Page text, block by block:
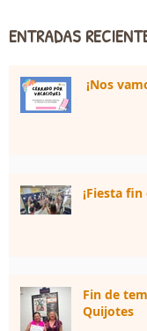
ENTRADAS
¡Nos
¡Fiesta
Fin de
Quijotes